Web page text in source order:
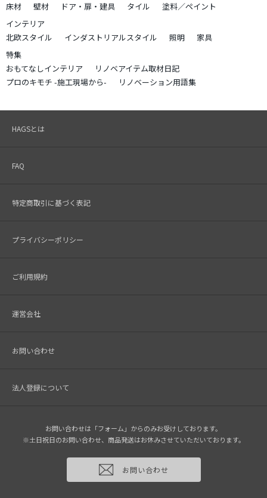
床材
壁材 ドア・扉・建具 タイル
塗料／ペイント
インテリア
北欧スタイル
インダストリアルスタイル 照明
家具
特集
おもてなしインテリア
リノベアイテム取材日記
プロのキモチ -施工現場から-
リノベーション用語集
HAGSとは
FAQ
特定商取引に基づく表記
プライバシーポリシー
ご利用規約
運営会社
お問い合わせ
法人登録について
お問い合わせは「フォーム」からのみお受けしております。
※土日祝日のお問い合わせ、商品発送はお休みさせていただいております。
お問い合わせ